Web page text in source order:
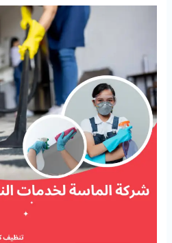
ببيشة